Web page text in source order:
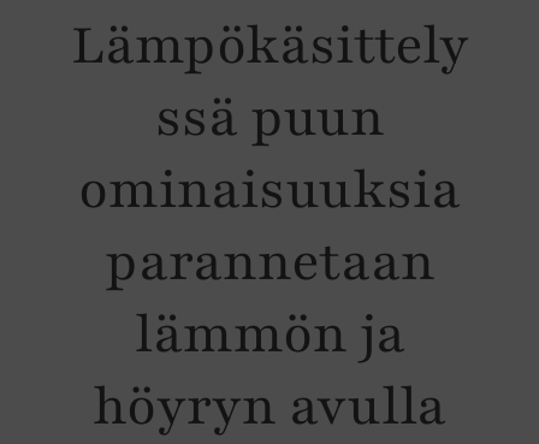
Lämpökäsittely
ssä puun
ominaisuuksia
parannetaan
lämmön ja
höyryn avulla